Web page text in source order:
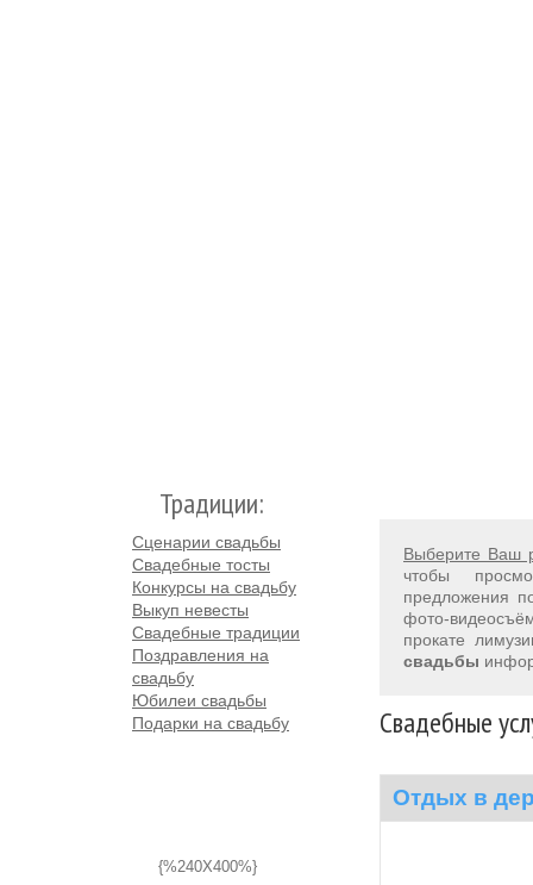
Традиции:
Сценарии свадьбы
Свадебные тосты
Конкурсы на свадьбу
Выкуп невесты
Свадебные традиции
Поздравления на
свадьбу
Юбилеи свадьбы
Подарки на свадьбу
{%240X400%}
Выберите Ваш
чтобы
предложения
фото-
прокате
свадьбы
Свадебные
Отдых в